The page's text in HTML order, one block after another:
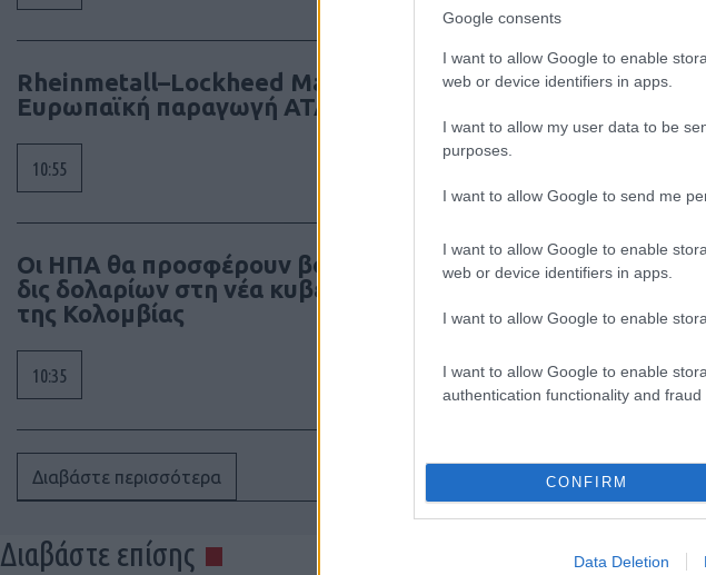
Google consents
I want to allow Google to enable
web or device identifiers in apps.
I want to allow my user data to be
purposes.
I want to allow Google to send me
I want to allow Google to enable
web or device identifiers in apps.
I want to allow Google to enable
I want to allow Google to enable
authentication functionality and
CONFIRM
Data Deletion
Rheinmetall–Lockheed Martin:
Ευρωπαϊκή παραγωγή ATACMS
10:55
Οι ΗΠΑ θα προσφέρουν βοήθεια 1
δις δολαρίων στη νέα κυβέρνηση
της Κολομβίας
10:35
Διαβάστε περισσότερα
Διαβάστε επίσης